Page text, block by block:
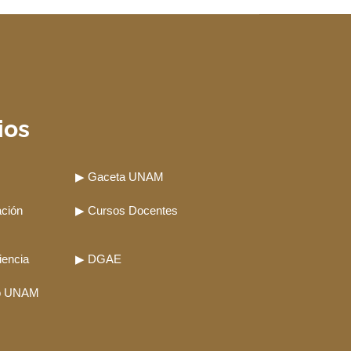
▶ Gaceta UNAM
▶ Cursos Docentes
▶ DGAE
UNAM